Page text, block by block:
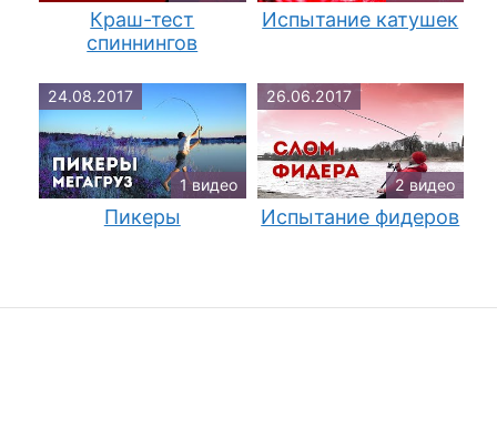
Краш-тест
спиннингов
Испытание катушек
24.08.2017
1 видео
Пикеры
26.06.2017
2 видео
Испытание фидеров